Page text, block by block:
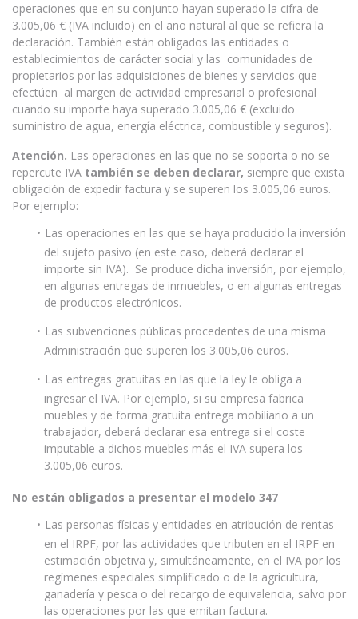
operaciones que en su conjunto hayan superado la cifra de
3.005,06 € (IVA incluido) en el año natural al que se refiera la
declaración. También están obligados las entidades o
establecimientos de carácter social y las comunidades de
propietarios por las adquisiciones de bienes y servicios que
efectúen al margen de actividad empresarial o profesional
cuando su importe haya superado 3.005,06 € (excluido
suministro de agua, energía eléctrica, combustible y seguros).
Atención. Las operaciones en las que no se soporta o no se
repercute IVA también se deben declarar, siempre que exista
obligación de expedir factura y se superen los 3.005,06 euros.
Por ejemplo:
Las operaciones en las que se haya producido la inversión
del sujeto pasivo (en este caso, deberá declarar el
importe sin IVA). Se produce dicha inversión, por ejemplo,
en algunas entregas de inmuebles, o en algunas entregas
de productos electrónicos.
Las subvenciones públicas procedentes de una misma
Administración que superen los 3.005,06 euros.
Las entregas gratuitas en las que la ley le obliga a
ingresar el IVA. Por ejemplo, si su empresa fabrica
muebles y de forma gratuita entrega mobiliario a un
trabajador, deberá declarar esa entrega si el coste
imputable a dichos muebles más el IVA supera los
3.005,06 euros.
No están obligados a presentar el modelo 347
Las personas físicas y entidades en atribución de rentas
en el IRPF, por las actividades que tributen en el IRPF en
estimación objetiva y, simultáneamente, en el IVA por los
regímenes especiales simplificado o de la agricultura,
ganadería y pesca o del recargo de equivalencia, salvo por
las operaciones por las que emitan factura.